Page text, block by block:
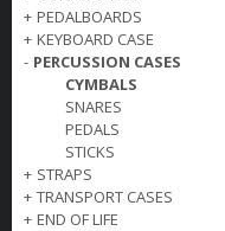
OS
KONTAKT
+ PEDALBOARDS
+ KEYBOARD CASE
- PERCUSSION CASES
CYMBALS
SNARES
PEDALS
STICKS
+ STRAPS
+ TRANSPORT CASES
+ END OF LIFE